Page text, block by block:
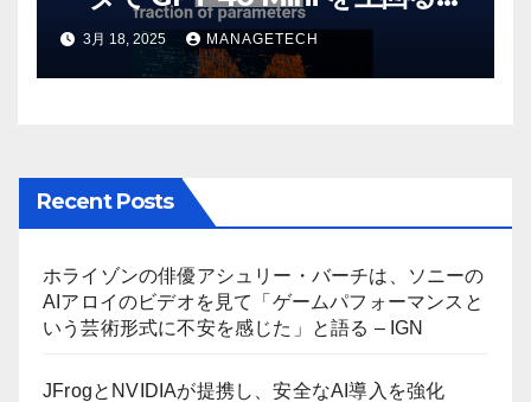
しいオープンソース モデルをリ
リース | VentureBeat
3月 18, 2025 MANAGETECH
Recent Posts
ホライゾンの俳優アシュリー・バーチは、ソニーの
AIアロイのビデオを見て「ゲームパフォーマンスと
いう芸術形式に不安を感じた」と語る – IGN
JFrogとNVIDIAが提携し、安全なAI導入を強化